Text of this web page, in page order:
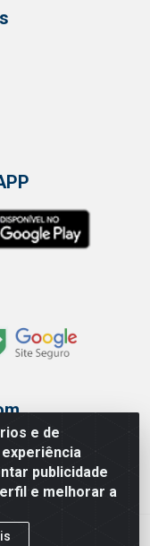
e de
publicidade
e melhorar a
Paulo/SP
468 - Pari, São